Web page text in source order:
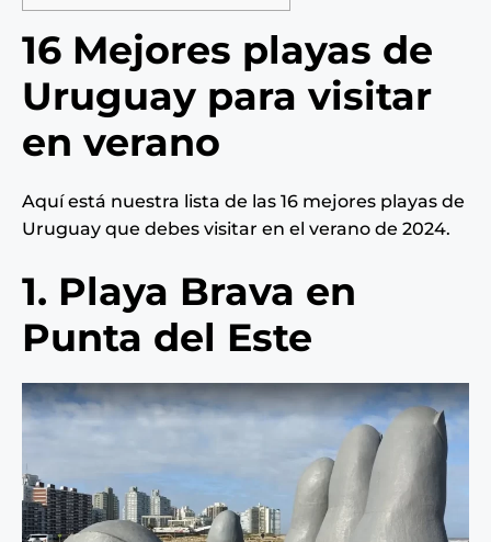
16 Mejores playas de
Uruguay para visitar
en verano
Aquí está nuestra lista de las 16 mejores playas de
Uruguay que debes visitar en el verano de 2024.
1. Playa Brava en
Punta del Este